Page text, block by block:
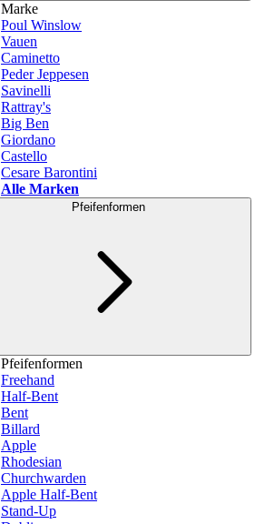
Marke
Poul Winslow
Vauen
Caminetto
Peder Jeppesen
Savinelli
Rattray's
Big Ben
Giordano
Castello
Cesare Barontini
Alle Marken
Pfeifenformen
Pfeifenformen
Freehand
Half-Bent
Bent
Billard
Apple
Rhodesian
Churchwarden
Apple Half-Bent
Stand-Up